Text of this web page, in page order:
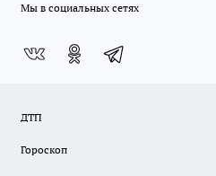
Мы в социальных сетях
ДТП
Гороскоп